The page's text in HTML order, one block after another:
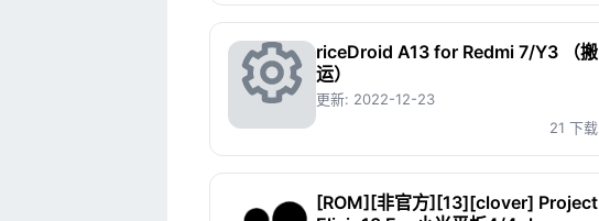
资
riceDroid A13 for Redmi 7/Y3 （搬
运）
更新: 2022-12-23
21 下载
[ROM][非官方][13][clover] Project